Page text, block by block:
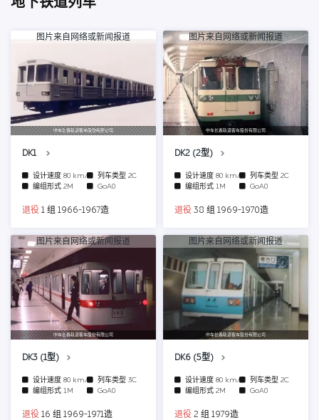
图片来自网络或新闻报道
中车长春轨道客车股份有限公司
DK1
设计速度 80 km/h 列车类型 2C
编组形式 2M GoA0
退役 1 组 1966-1967造
图片来自网络或新闻报道
中车长春轨道客车股份有限公司
DK2 (2型)
设计速度 80 km/h 列车类型 2C
编组形式 1M GoA0
退役 38 组 1969-1970造
图片来自网络或新闻报道
中车长春轨道客车股份有限公司
DK3 (1型)
设计速度 80 km/h 列车类型 3C
编组形式 1M GoA0
退役 16 组 1969-1971造
图片来自网络或新闻报道
中车长春轨道客车股份有限公司
DK6 (5型)
设计速度 80 km/h 列车类型 2C
编组形式 2M GoA0
退役 2 组 1979造